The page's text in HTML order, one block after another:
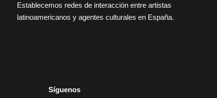
Establecemos redes de interacción entre artistas
latinoamericanos y agentes culturales en España.
Síguenos